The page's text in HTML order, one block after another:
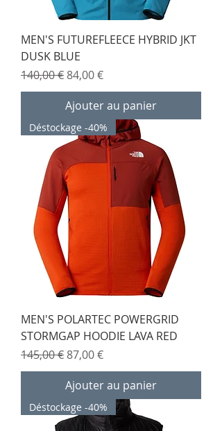
MEN'S FUTUREFLEECE HYBRID JKT
DUSK BLUE
Prix original
140,00 € Prix promotionnel
84,00 €
Ajouter au panier
Déstockage -40%
MEN'S POLARTEC POWERGRID
STORMGAP HOODIE LAVA RED
Prix original
145,00 € Prix promotionnel
87,00 €
Ajouter au panier
Déstockage -40%